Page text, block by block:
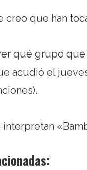
creo que han
qué grupo
acudió el
interpretan